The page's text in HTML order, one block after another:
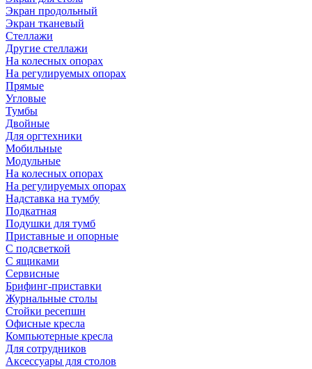
Экран продольный
Экран тканевый
Стеллажи
Другие стеллажи
На колесных опорах
На регулируемых опорах
Прямые
Угловые
Тумбы
Двойные
Для оргтехники
Мобильные
Модульные
На колесных опорах
На регулируемых опорах
Надставка на тумбу
Подкатная
Подушки для тумб
Приставные и опорные
С подсветкой
С ящиками
Сервисные
Брифинг-приставки
Журнальные столы
Стойки ресепшн
Офисные кресла
Компьютерные кресла
Для сотрудников
Аксессуары для столов